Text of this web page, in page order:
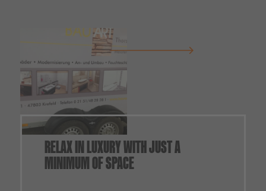
RELAX IN LUXURY WITH JUST A
MINIMUM OF SPACE